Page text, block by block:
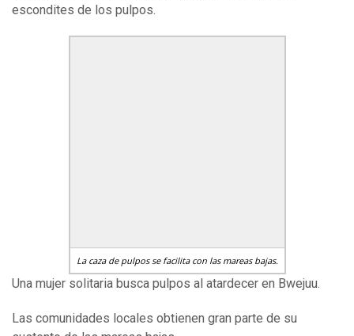
escondites de los pulpos.
La caza de pulpos se facilita con las mareas bajas.
Una mujer solitaria busca pulpos al atardecer en Bwejuu.
Las comunidades locales obtienen gran parte de su